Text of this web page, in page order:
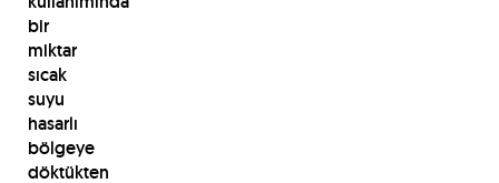
bir
miktar
sıcak
suyu
hasarlı
bölgeye
döktükten